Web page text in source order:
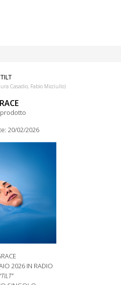
TILT
Casadio, Fabio Micciullo)
20/02/2026
2026 IN RADIO
“TILT”